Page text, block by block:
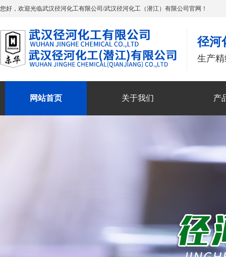
您好，欢迎光临武汉径河化工有限公司/武汉径河化工（潜江）有限公司官网！
径河
生产
网站首页 关于我们 产